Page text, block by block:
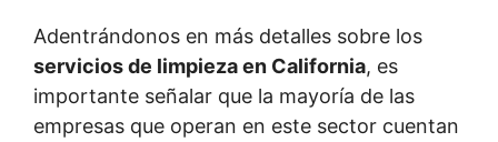
Adentrándonos en más detalles sobre los
servicios de limpieza en California, es
importante señalar que la mayoría de las
empresas que operan en este sector cuentan